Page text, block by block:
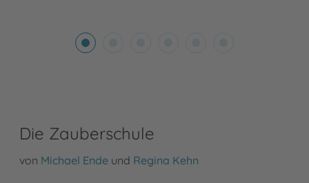
Die Zauberschule
von Michael Ende und Regina Kehn